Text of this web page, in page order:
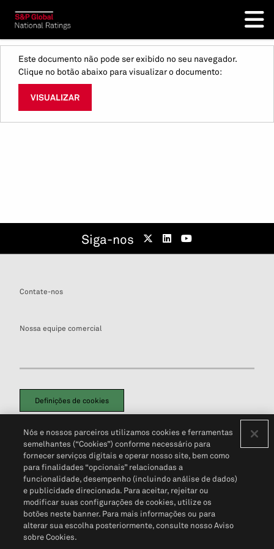
Este documento não pode ser exibido no seu navegador.
Clique no botão abaixo para visualizar o documento:
VISUALIZAR
Siga-nos
Contate-nos
Nossa equipe comercial
Definições de cookies
Política de PrivacidadePortal de privacidade do cliente (em inglês)
Não Venda Minhas Informações Pessoais© 2026 S&P Global
Nós e nossos parceiros utilizamos cookies e ferramentas
semelhantes (“Cookies”) conforme necessário para
fornecer serviços digitais e operar nosso site, bem como
para finalidades “opcionais” relacionadas a
funcionalidade, desempenho (incluindo análise de dados)
e publicidade direcionada. Para aceitar, rejeitar ou
modificar suas configurações de cookies, utilize os
botões neste banner. Para mais informações ou para
alterar sua escolha posteriormente, consulte nosso Aviso
sobre Cookies.